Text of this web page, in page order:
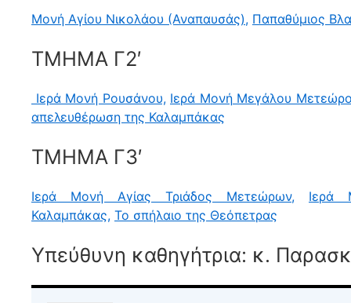
Μονή Αγίου Νικολάου (Αναπαυσάς), Παπαθύμιος
ΤΜΗΜΑ Γ2′
Ιερά Μονή Ρουσάνου, Ιερά Μονή Μεγάλου
απελευθέρωση της Καλαμπάκας
ΤΜΗΜΑ Γ3′
Ιερά Μονή Αγίας Τριάδος Μετεώρων,
Ιερά
Καλαμπάκας, Το σπήλαιο της Θεόπετρας
Υπεύθυνη καθηγήτρια: κ.